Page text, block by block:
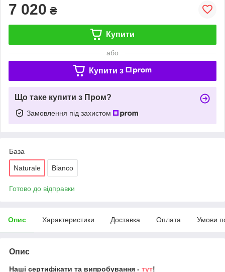
7 020 ₴
Купити
або
Купити з
Що таке купити з Пром?
Замовлення під захистом
База
Naturale Bianco
Готово до відправки
Опис Характеристики Доставка Оплата Умови
Опис
Наші сертифікати та випробування - тут!